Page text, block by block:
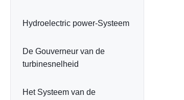
Hydroelectric power-Systeem
De Gouverneur van de
turbinesnelheid
Het Systeem van de